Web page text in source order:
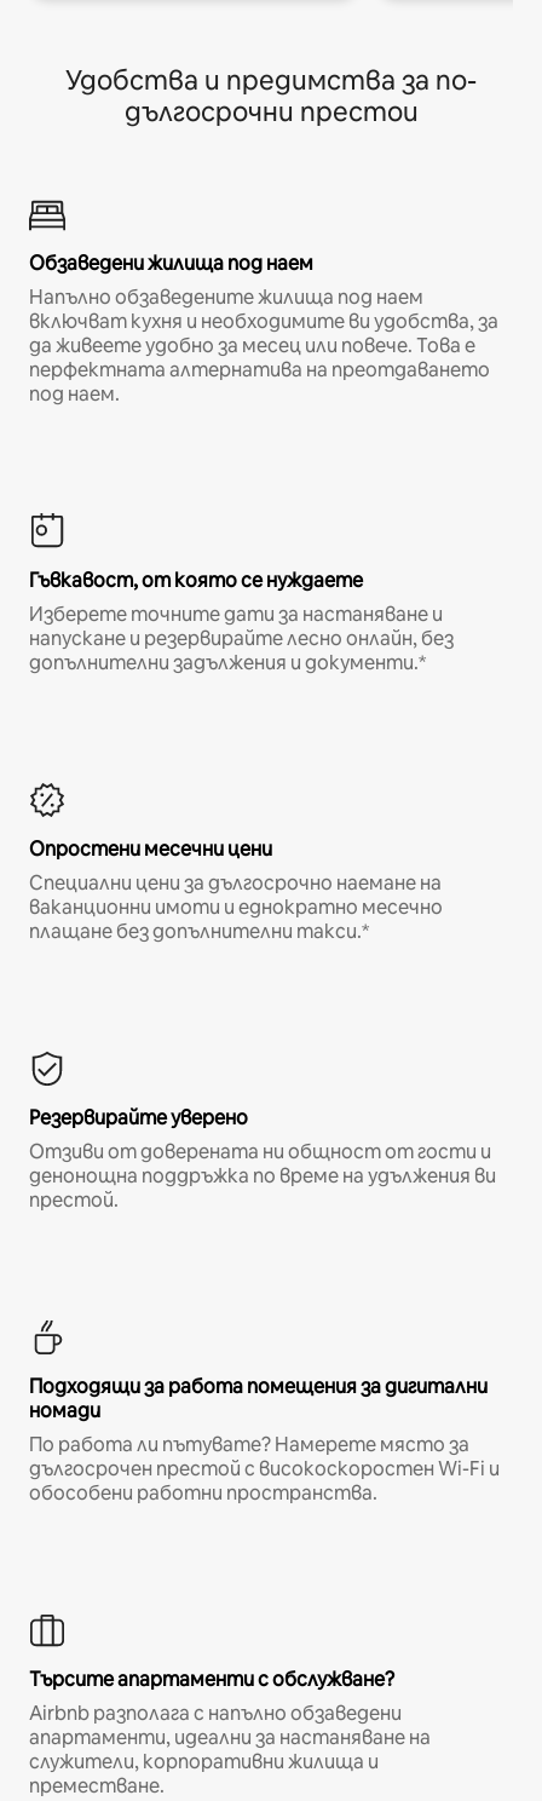
Удобства и предимства за по-
дългосрочни престои
Обзаведени жилища под наем
Напълно обзаведените жилища под наем
включват кухня и необходимите ви удобства, за
да живеете удобно за месец или повече. Това е
перфектната алтернатива на преотдаването
под наем.
Гъвкавост, от която се нуждаете
Изберете точните дати за настаняване и
напускане и резервирайте лесно онлайн, без
допълнителни задължения и документи.*
Опростени месечни цени
Специални цени за дългосрочно наемане на
ваканционни имоти и еднократно месечно
плащане без допълнителни такси.*
Резервирайте уверено
Отзиви от доверената ни общност от гости и
денонощна поддръжка по време на удължения ви
престой.
Подходящи за работа помещения за дигитални
номади
По работа ли пътувате? Намерете място за
дългосрочен престой с високоскоростен Wi-Fi и
обособени работни пространства.
Търсите апартаменти с обслужване?
Airbnb разполага с напълно обзаведени
апартаменти, идеални за настаняване на
служители, корпоративни жилища и
преместване.